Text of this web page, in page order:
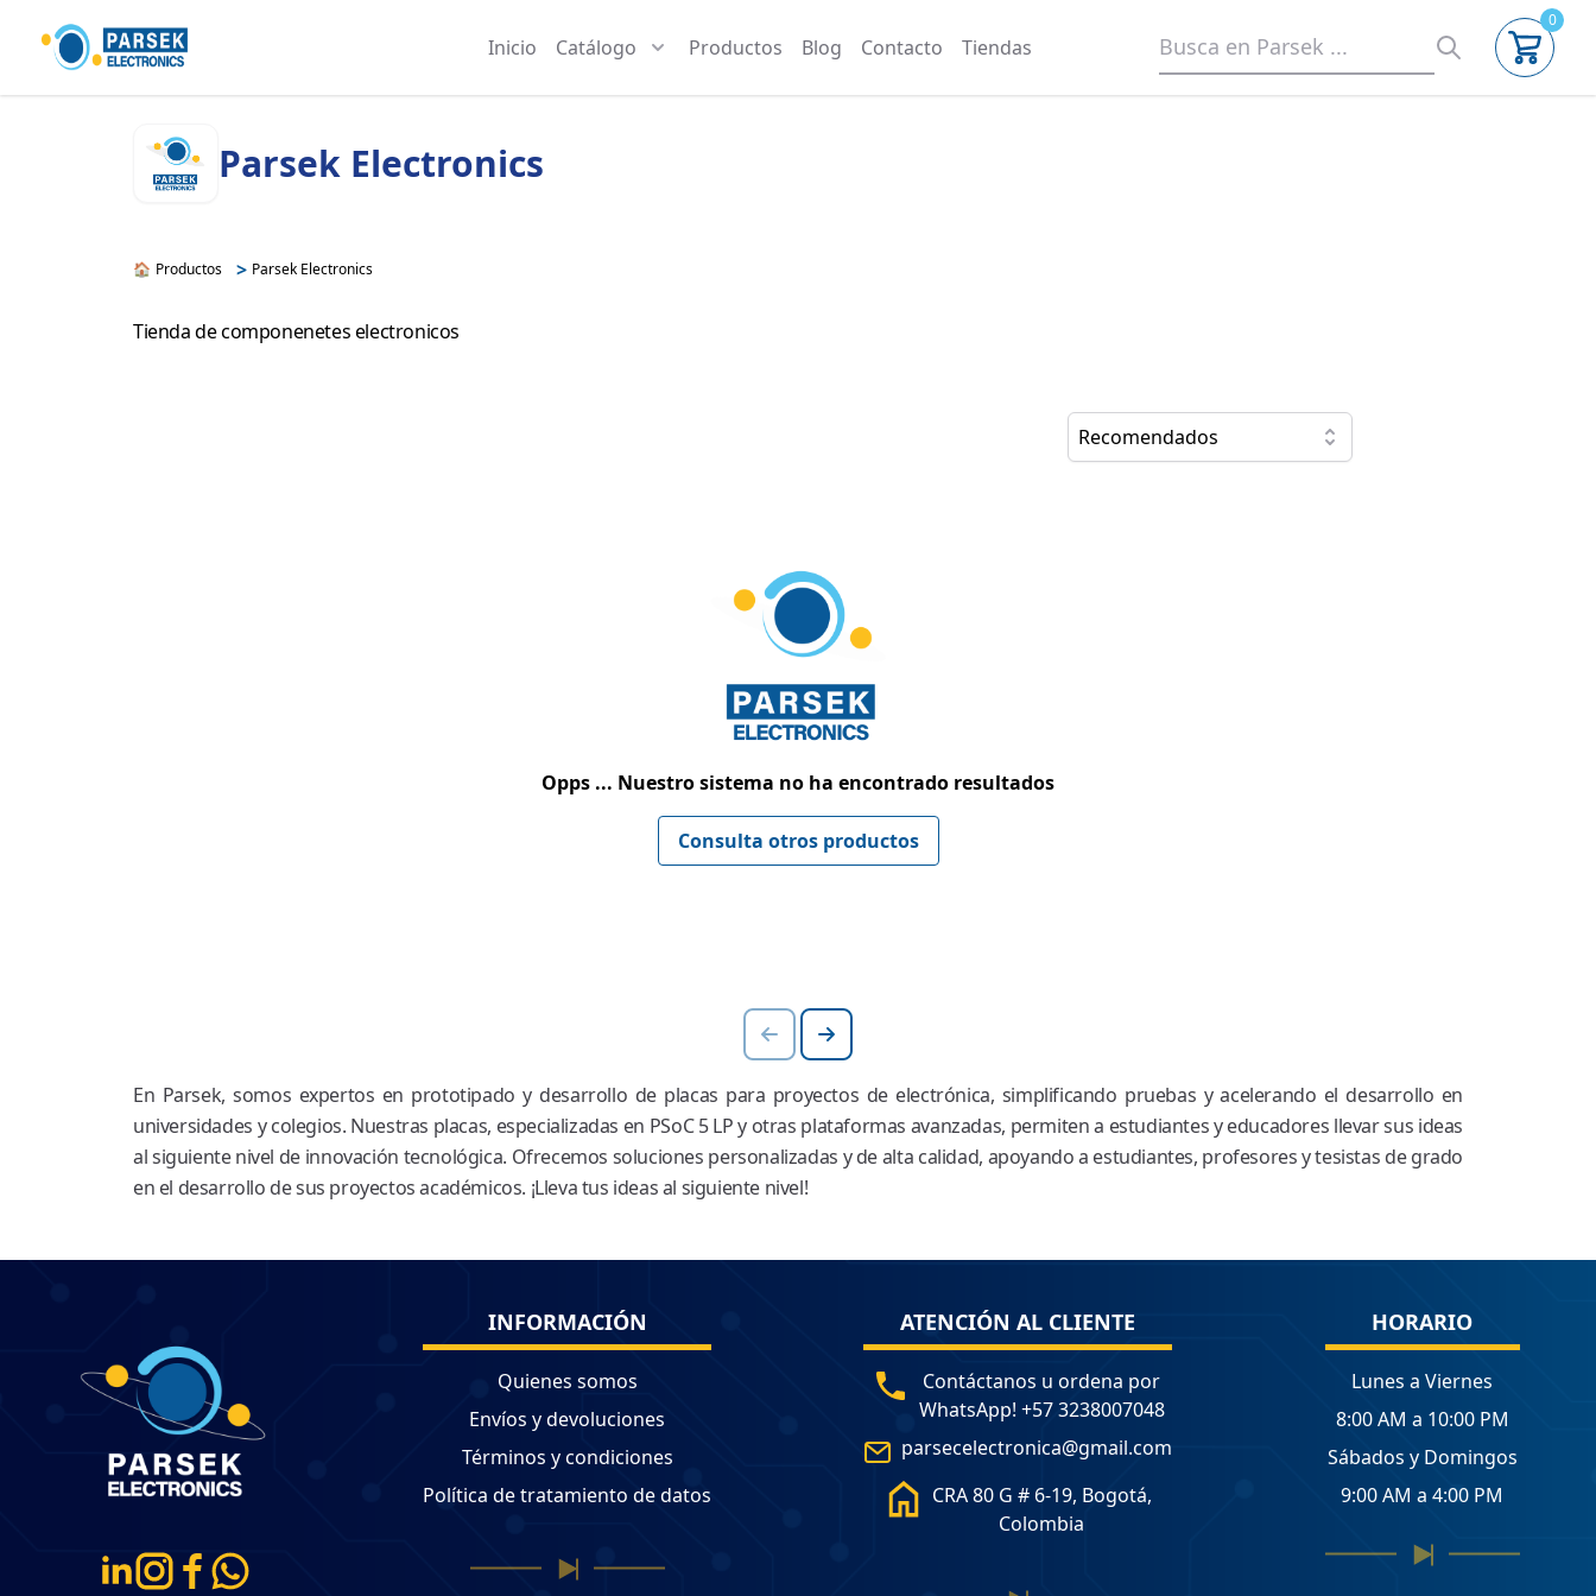
Inicio Catálogo Productos Blog Contacto Tiendas
0
Parsek Electronics
🏠 Productos > Parsek Electronics
Tienda de componenetes electronicos
Recomendados
Opps ... Nuestro sistema no ha encontrado resultados
Consulta otros productos
En Parsek, somos expertos en prototipado y desarrollo de placas para proyectos de electrónica, simplificando pruebas y acelerando el desarrollo en
universidades y colegios. Nuestras placas, especializadas en PSoC 5 LP y otras plataformas avanzadas, permiten a estudiantes y educadores llevar sus ideas
al siguiente nivel de innovación tecnológica. Ofrecemos soluciones personalizadas y de alta calidad, apoyando a estudiantes, profesores y tesistas de grado
en el desarrollo de sus proyectos académicos. ¡Lleva tus ideas al siguiente nivel!
INFORMACIÓN
Quienes somos
Envíos y devoluciones
Términos y condiciones
Política de tratamiento de datos
ATENCIÓN AL CLIENTE
Contáctanos u ordena por
WhatsApp! +57 3238007048
parsecelectronica@gmail.com
CRA 80 G # 6-19, Bogotá,
Colombia
HORARIO
Lunes a Viernes
8:00 AM a 10:00 PM
Sábados y Domingos
9:00 AM a 4:00 PM